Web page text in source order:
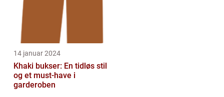
14 januar 2024
Khaki bukser: En tidløs stil
og et must-have i
garderoben